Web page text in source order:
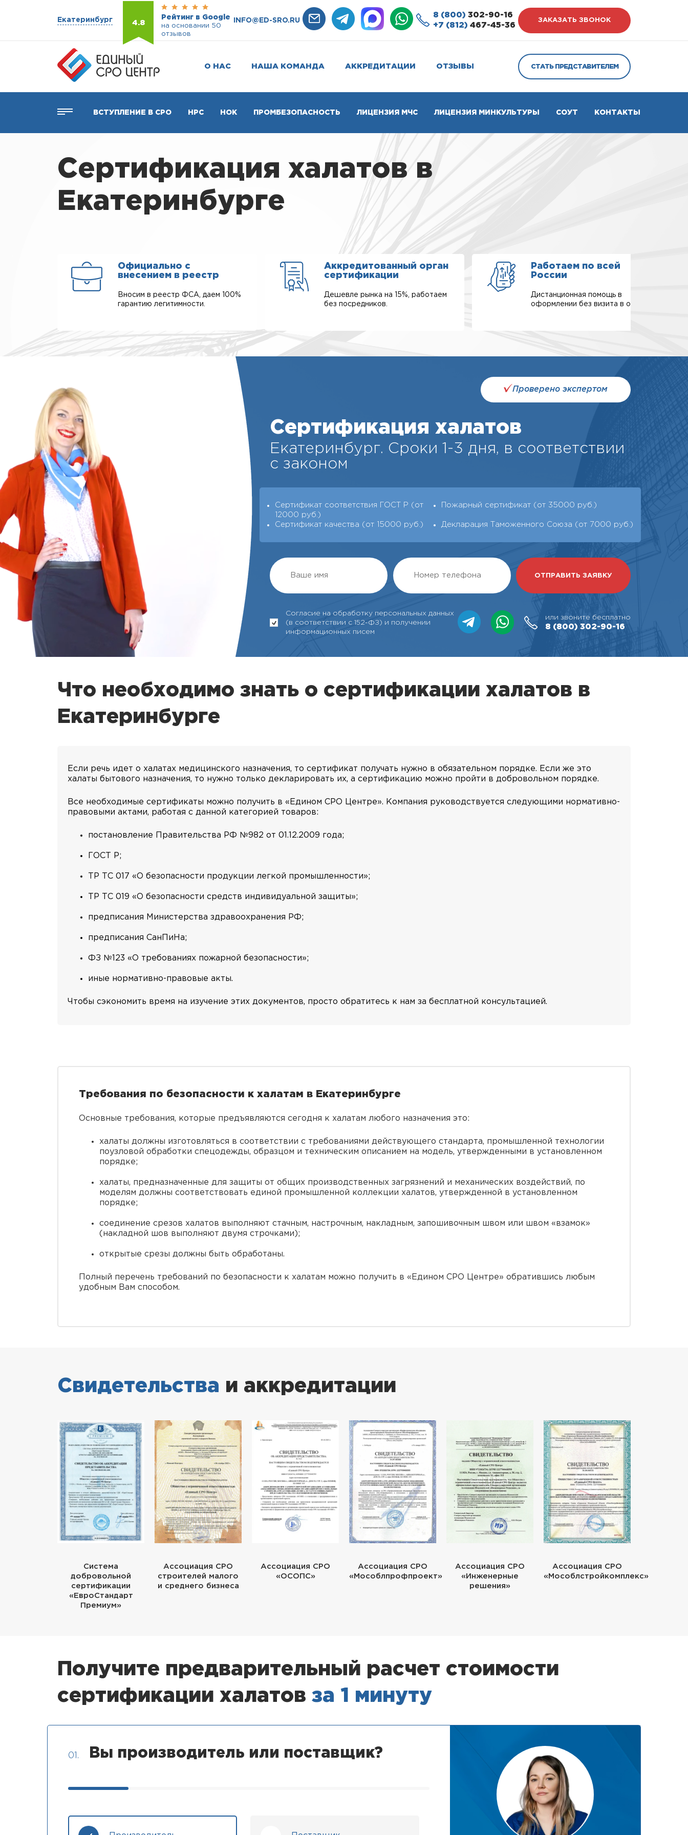
Екатеринбург 4.8
Рейтинг в Google
на основании 50
отзывов
INFO@ED-SRO.RU
8 (800) 302-90-16
+7 (812) 467-45-36
ЗАКАЗАТЬ ЗВОНОК
О НАС НАША КОМАНДА АККРЕДИТАЦИИ ОТЗЫВЫ СТАТЬ ПРЕДСТАВИТЕЛЕМ
ВСТУПЛЕНИЕ В СРО НРС НОК ПРОМБЕЗОПАСНОСТЬ ЛИЦЕНЗИЯ МЧС ЛИЦЕНЗИЯ МИНКУЛЬТУРЫ СОУТ КОНТАКТЫ
Сертификация халатов в
Екатеринбурге
Официально с
внесением в реестр
Вносим в реестр ФСА, даем 100%
гарантию легитимности.
Аккредитованный орган
сертификации
Дешевле рынка на 15%, работаем
без посредников.
Работаем по всей
России
Дистанционная помощь в
оформлении без визита в офис.
Проверено экспертом
Сертификация халатов
Екатеринбург. Cроки 1-3 дня, в соответствии
с законом
Сертификат соответствия ГОСТ Р (от
12000 руб.)
Пожарный сертификат (от 35000 руб.)
Сертификат качества (от 15000 руб.) Декларация Таможенного Союза (от 7000 руб.)
Согласие на обработку персональных данных
(в соответствии с 152-ФЗ) и получении
информационных писем
или звоните бесплатно
8 (800) 302-90-16
Что необходимо знать о сертификации халатов в
Екатеринбурге
Если речь идет о халатах медицинского назначения, то сертификат получать нужно в обязательном порядке. Если же это
халаты бытового назначения, то нужно только декларировать их, а сертификацию можно пройти в добровольном порядке.
Все необходимые сертификаты можно получить в «Едином СРО Центре». Компания руководствуется следующими нормативно-
правовыми актами, работая с данной категорией товаров:
постановление Правительства РФ №982 от 01.12.2009 года;
ГОСТ Р;
ТР ТС 017 «О безопасности продукции легкой промышленности»;
ТР ТС 019 «О безопасности средств индивидуальной защиты»;
предписания Министерства здравоохранения РФ;
предписания СанПиНа;
ФЗ №123 «О требованиях пожарной безопасности»;
иные нормативно-правовые акты.
Чтобы сэкономить время на изучение этих документов, просто обратитесь к нам за бесплатной консультацией.
Требования по безопасности к халатам в Екатеринбурге
Основные требования, которые предъявляются сегодня к халатам любого назначения это:
халаты должны изготовляться в соответствии с требованиями действующего стандарта, промышленной технологии
поузловой обработки спецодежды, образцом и техническим описанием на модель, утвержденными в установленном
порядке;
халаты, предназначенные для защиты от общих производственных загрязнений и механических воздействий, по
моделям должны соответствовать единой промышленной коллекции халатов, утвержденной в установленном
порядке;
соединение срезов халатов выполняют стачным, настрочным, накладным, запошивочным швом или швом «взамок»
(накладной шов выполняют двумя строчками);
открытые срезы должны быть обработаны.
Полный перечень требований по безопасности к халатам можно получить в «Едином СРО Центре» обратившись любым
удобным Вам способом.
Свидетельства и аккредитации
Система
добровольной
сертификации
«ЕвроСтандарт
Премиум»
Ассоциация СРО
строителей малого
и среднего бизнеса
Ассоциация СРО
«ОСОПС»
Ассоциация СРО
«Мособлпрофпроект»
Ассоциация СРО
«Инженерные
решения»
Ассоциация СРО
«Мособлстройкомплекс»
Получите предварительный расчет стоимости
сертификации халатов за 1 минуту
01. Вы производитель или поставщик?